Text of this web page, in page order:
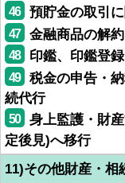
46 預貯金の取引
47 金融商品の解
48 印鑑、印鑑登
49
税金の申告・
続代行
50
身上監護・財
定後見)へ移行
11)その他財産・相